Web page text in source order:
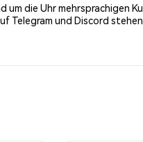
um die Uhr mehrsprachigen
Telegram und Discord